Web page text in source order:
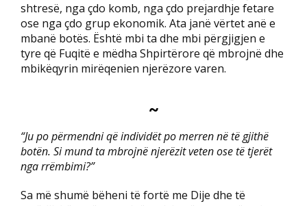
shtresë, nga çdo komb, nga çdo prejardhje fetare
ose nga çdo grup ekonomik. Ata janë vërtet anë e
mbanë botës. Është mbi ta dhe mbi përgjigjen e
tyre që Fuqitë e mëdha Shpirtërore që mbrojnë dhe
mbikëqyrin mirëqenien njerëzore varen.
~
“Ju po përmendni që individët po merren në të gjithë
botën. Si mund ta mbrojnë njerëzit veten ose të tjerët
nga rrëmbimi?”
Sa më shumë bëheni të fortë me Dije dhe të